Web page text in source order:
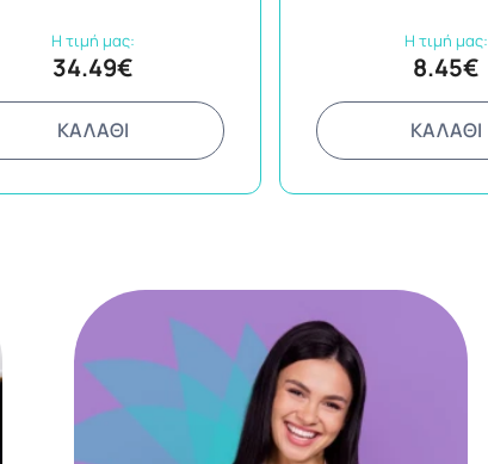
Η τιμή μας:
34.49€
ΚΑΛΑΘΙ
Η τιμή μας:
8.45€
ΚΑΛΑΘΙ